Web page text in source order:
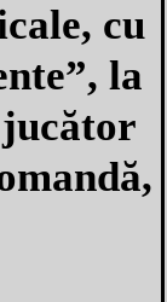
cu
la